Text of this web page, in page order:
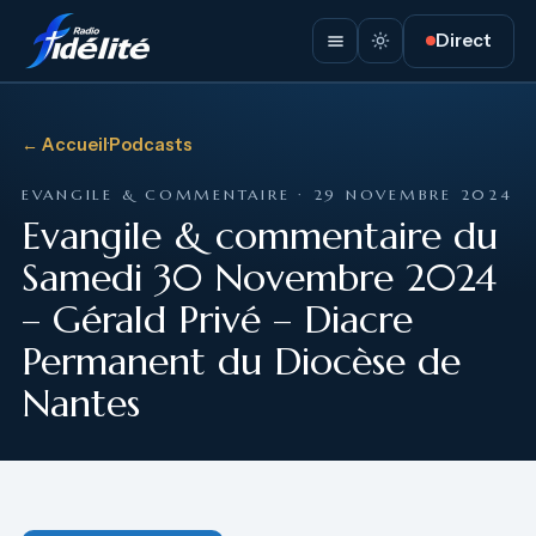
Direct
← Accueil·Podcasts
EVANGILE & COMMENTAIRE · 29 NOVEMBRE 2024
Evangile & commentaire du
Samedi 30 Novembre 2024
– Gérald Privé – Diacre
Permanent du Diocèse de
Nantes